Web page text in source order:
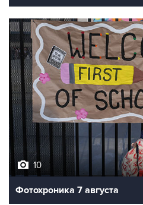
10
Фотохроника 7 августа